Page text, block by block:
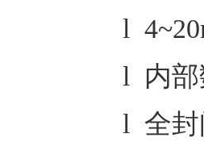
l
l 内
l 全封